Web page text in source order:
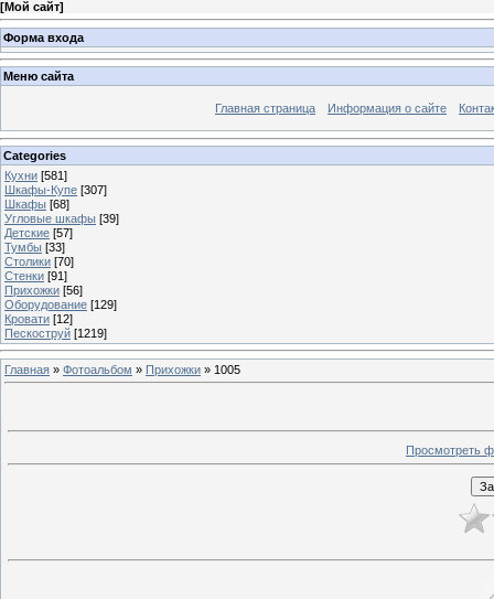
[Мой сайт]
Форма входа
Меню сайта
Главная страница Информация о сайте
Categories
Кухни [581]
Шкафы-Купе [307]
Шкафы [68]
Угловые шкафы [39]
Детские [57]
Тумбы [33]
Столики [70]
Стенки [91]
Прихожки [56]
Оборудование [129]
Кровати [12]
Пескоструй [1219]
Главная » Фотоальбом » Прихожки » 1005
Просмотреть